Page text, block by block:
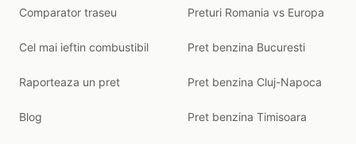
Comparator traseu
Cel mai ieftin combustibil
Raporteaza un pret
Blog
Preturi Romania vs Europa
Pret benzina Bucuresti
Pret benzina Cluj-Napoca
Pret benzina Timisoara